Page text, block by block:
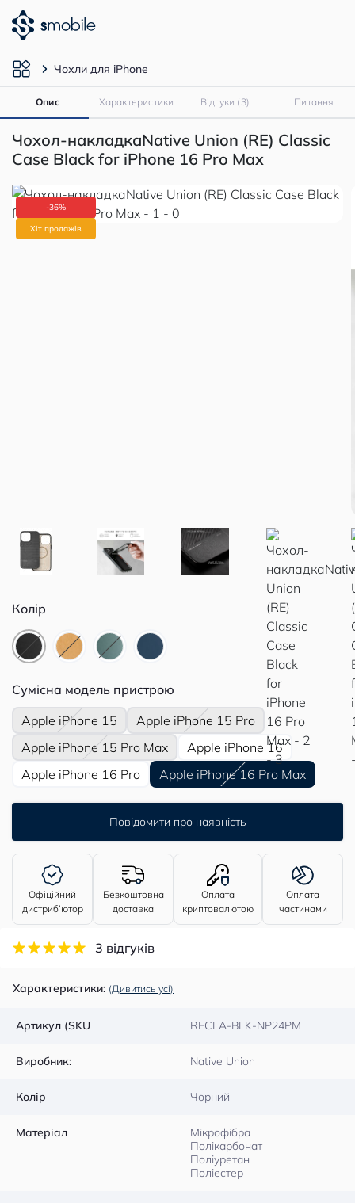
Чохли для iPhone
Опис Характеристики Відгуки (3) Питання
Чохол-накладкаNative Union (RE) Classic
Case Black for iPhone 16 Pro Max
-36%
Хіт продажів
Колір
Сумісна модель пристрою
Apple iPhone 15
Apple iPhone 15 Pro
Apple iPhone 15 Pro Max
Apple iPhone 16
Apple iPhone 16 Pro
Apple iPhone 16 Pro Max
Повідомити про наявність
Офіційний
дистриб’ютор
Безкоштовна
доставка
Оплата
криптовалютою
Оплата
частинами
3 відгуків
Характеристики: (Дивитись усі)
Артикул (SKU RECLA-BLK-NP24PM
Виробник: Native Union
Колір Чорний
Матеріал
Мікрофібра
Полікарбонат
Поліуретан
Поліестер